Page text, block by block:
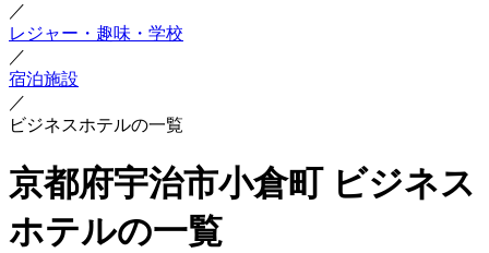
／
レジャー・趣味・学校
／
宿泊施設
／
ビジネスホテルの一覧
京都府宇治市小倉町 ビジネス
ホテルの一覧